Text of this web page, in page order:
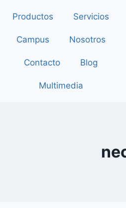
Productos Servicios
Campus Nosotros
Contacto Blog
Multimedia